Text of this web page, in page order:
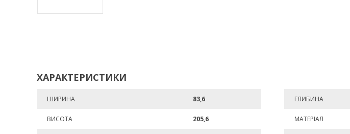
ХАРАКТЕРИСТИКИ
ШИРИНА 83,6 ГЛИБИНА
ВИСОТА 205,6 МАТЕРІАЛ